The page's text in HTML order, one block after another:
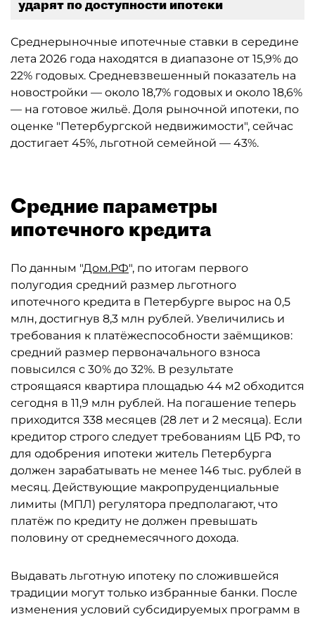
ударят по доступности ипотеки
Среднерыночные ипотечные ставки в середине
лета 2026 года находятся в диапазоне от 15,9% до
22% годовых. Средневзвешенный показатель на
новостройки — около 18,7% годовых и около 18,6%
— на готовое жильё. Доля рыночной ипотеки, по
оценке "Петербургской недвижимости", сейчас
достигает 45%, льготной семейной — 43%.
Средние параметры
ипотечного кредита
По данным "Дом.РФ", по итогам первого
полугодия средний размер льготного
ипотечного кредита в Петербурге вырос на 0,5
млн, достигнув 8,3 млн рублей. Увеличились и
требования к платёжеспособности заёмщиков:
средний размер первоначального взноса
повысился с 30% до 32%. В результате
строящаяся квартира площадью 44 м2 обходится
сегодня в 11,9 млн рублей. На погашение теперь
приходится 338 месяцев (28 лет и 2 месяца). Если
кредитор строго следует требованиям ЦБ РФ, то
для одобрения ипотеки житель Петербурга
должен зарабатывать не менее 146 тыс. рублей в
месяц. Действующие макропруденциальные
лимиты (МПЛ) регулятора предполагают, что
платёж по кредиту не должен превышать
половину от среднемесячного дохода.
Выдавать льготную ипотеку по сложившейся
традиции могут только избранные банки. После
изменения условий субсидируемых программ в